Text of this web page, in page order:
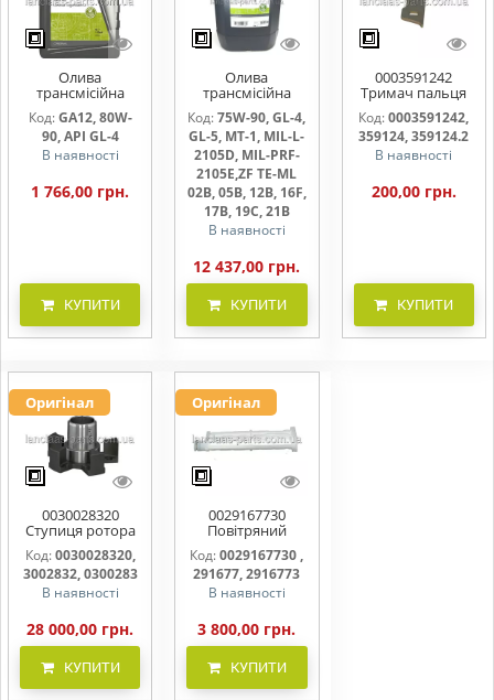
Олива
трансмісійна
AGRISHIFT GA12 5
л
Код:GA12, 80W-
90, API GL-4
В наявності
1 766,00 грн.
КУПИТИ
Олива
трансмісійна
AGRISHIFT SYN FE
75W90 20л
Код: 75W-90, GL-4,
GL-5, MT-1, MIL-L-
2105D, MIL-PRF-
2105E,ZF TE-ML
02B, 05B, 12B, 16F,
17B, 19C, 21B
В наявності
12 437,00 грн.
КУПИТИ
0003591242
Тримач пальця
жниварки
Код:0003591242,
359124, 359124.2
В наявності
200,00 грн.
КУПИТИ
Оригінал
0030028320
Ступиця ротора
CLAAS
Код:0030028320,
3002832, 0300283
В наявності
28 000,00 грн.
КУПИТИ
Оригінал
0029167730
Повітряний
фільтр бака
(фільтр AdBlue)
Код: 0029167730 ,
291677, 2916773
В наявності
3 800,00 грн.
КУПИТИ